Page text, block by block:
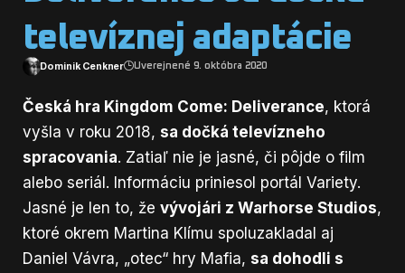
televíznej adaptácie
Dominik Cenkner Uverejnené 9. októbra 2020
Česká hra Kingdom Come: Deliverance, ktorá
vyšla v roku 2018, sa dočká televízneho
spracovania. Zatiaľ nie je jasné, či pôjde o film
alebo seriál. Informáciu priniesol portál Variety.
Jasné je len to, že vývojári z Warhorse Studios,
ktoré okrem Martina Klímu spoluzakladal aj
Daniel Vávra, „otec“ hry Mafia, sa dohodli s